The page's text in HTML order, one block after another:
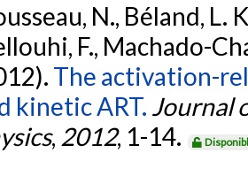
N., Béland, L.
F., Machado-
The activation-
kinetic ART. Journal
, 2012, 1-14.